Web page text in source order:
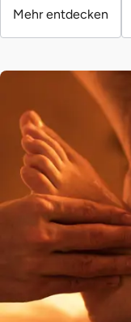
Mehr entdecken